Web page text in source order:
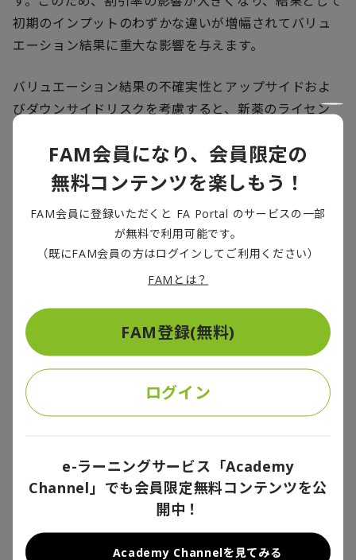
初期のインプットのわずかな違いが増幅されてバリュ
エーション結果に重大な影響を与えます。
バリュエーション結果の不確実性とアップサイドおよ
びダウンサイドリスクを考慮すると、新薬のライセン
売上収益に基づくロイヤリティフィーが合意される形
態が一般的です。
ロイヤリティフィーは新薬のライセンス供与と商業化
後にのみ行われることから、売手（ライセンサー）目
線では当該新薬全体の事業計画と同等の商業的リスク
にさらされます。また、割引率の影響を受けるため、開
発の現段階が早ければ早いほど、その影響は増幅され
ます。実務上、固定的な一時金と長期的な条件付きロイ
ヤリティフィーの割合について、取引当事者間で交渉が
行われることが一般的です。
開発者の視点では、ロイヤリティフィーの特性を踏ま
構造を好む傾向があります。一方で、買手の視点では、
一時金を重視することで開発者が商業化までの開発努
力を続けるインセンティブを失ってしまうリスクがある
FAM会員になり、会員限定の
無料コンテンツを楽しもう！
FAM会員に登録いただくと FA Portal のサービスの一部
が無料で利用可能です。
（既にFAM会員の方はログインしてご利用ください）
FAMとは？
FAM登録(無料)
ログイン
e-ラーニングサービス「Academy
Channel」でも会員限定無料コンテンツを公
開中！
Academy Channelを見てみる